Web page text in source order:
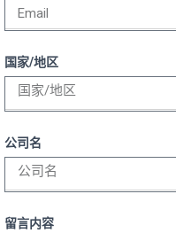
国家/地区
公司名
留言内容